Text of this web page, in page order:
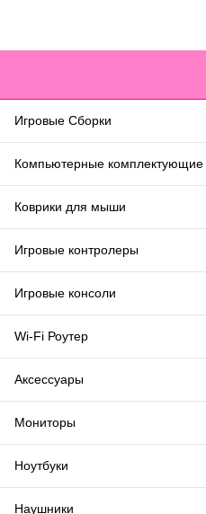
Игровые Сборки
Компьютерные комплектующие
Коврики для мыши
Игровые контролеры
Игровые консоли
Wi-Fi Роутер
Аксессуары
Мониторы
Ноутбуки
Наушники